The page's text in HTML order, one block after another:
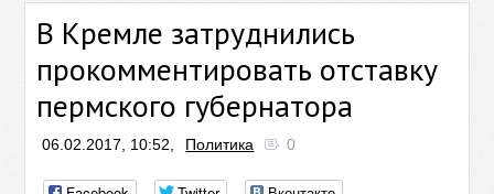
В Кремле затруднились
прокомментировать отставку
пермского губернатора
06.02.2017, 10:52, Политика 0